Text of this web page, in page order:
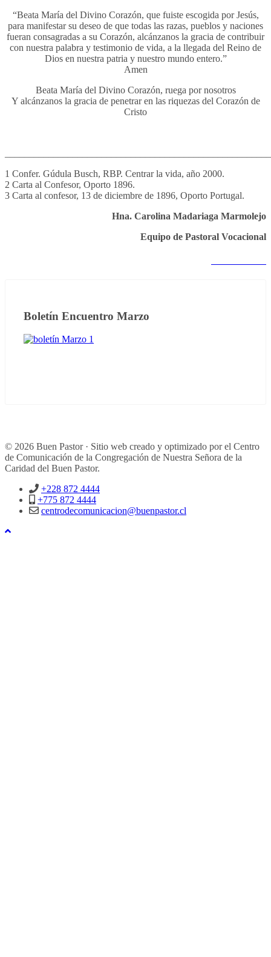
“Beata María del Divino Corazón, que fuiste escogida por Jesús,
para manifestar su deseo de que todas las razas, pueblos y naciones
fueran consagradas a su Corazón, alcánzanos la gracia de contribuir
con nuestra palabra y testimonio de vida, a la llegada del Reino de
Dios en nuestra patria y nuestro mundo entero.”
Amen
Beata María del Divino Corazón, ruega por nosotros
Y alcánzanos la gracia de penetrar en las riquezas del Corazón de
Cristo
1 Confer. Gúdula Busch, RBP. Centrar la vida, año 2000.
2 Carta al Confesor, Oporto 1896.
3 Carta al confesor, 13 de diciembre de 1896, Oporto Portugal.
Hna. Carolina Madariaga Marmolejo
Equipo de Pastoral Vocacional
Boletín Encuentro Marzo
© 2026 Buen Pastor · Sitio web creado y optimizado por el Centro
de Comunicación de la Congregación de Nuestra Señora de la
Caridad del Buen Pastor.
+228 872 4444
+775 872 4444
centrodecomunicacion@buenpastor.cl